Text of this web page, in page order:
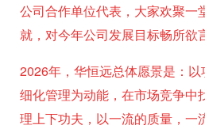
公司合作单位代表，大家欢聚一
就，对今年公司发展目标畅所欲
2026年，华恒远总体愿景是：
细化管理为动能，在市场竞争中
理上下功夫，以一流的质量，一